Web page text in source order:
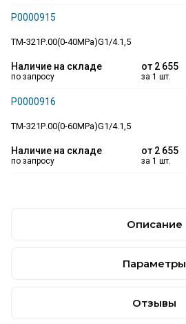
ТМ-321Р.00(0-40MPa)G1/4.1,5
Р0000915
от 2 655
за 1 шт.
Наличие на складе
по запросу
ТМ-321Р.00(0-60MPa)G1/4.1,5
Р0000916
от 2 655
за 1 шт.
Наличие на складе
по запросу
Описание
Параметры
Отзывы